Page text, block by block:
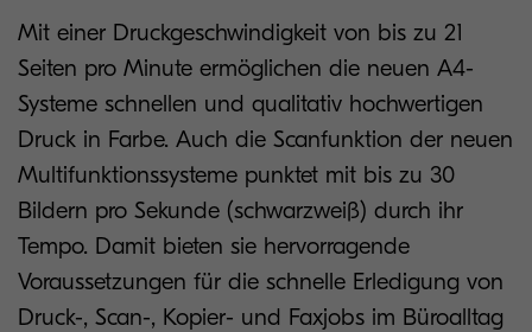
Mit einer Druckgeschwindigkeit von bis zu 21
Seiten pro Minute ermöglichen die neuen A4-
Systeme schnellen und qualitativ hochwertigen
Druck in Farbe. Auch die Scanfunktion der neuen
Multifunktionssysteme punktet mit bis zu 30
Bildern pro Sekunde (schwarzweiß) durch ihr
Tempo. Damit bieten sie hervorragende
Voraussetzungen für die schnelle Erledigung von
Druck-, Scan-, Kopier- und Faxjobs im Büroalltag